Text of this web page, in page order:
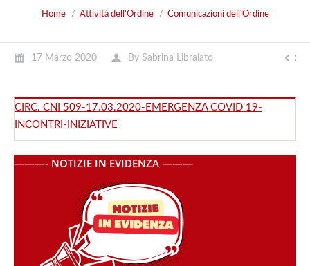
You are here:
Home Attività dell'Ordine Comunicazioni dell'Ordine
17 Marzo 2020 By Sabrina Libralato
CIRC. CNI 509-17.03.2020-EMERGENZA COVID 19-
INCONTRI-INIZIATIVE
———- NOTIZIE IN EVIDENZA ———